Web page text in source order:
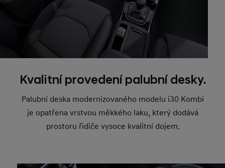
Kvalitní provedení palubní desky.
Palubní deska modernizovaného modelu i30 Kombi
je opatřena vrstvou měkkého laku, který dodává
prostoru řidiče vysoce kvalitní dojem.